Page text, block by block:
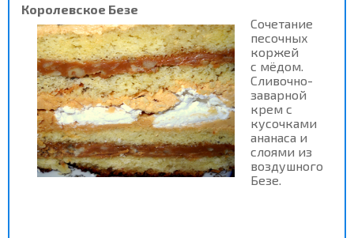
Королевское Безе
Сочетание
песочных
коржей
с мёдом.
Сливочно-
заварной
крем с
кусочками
ананаса и
слоями из
воздушного
Безе.